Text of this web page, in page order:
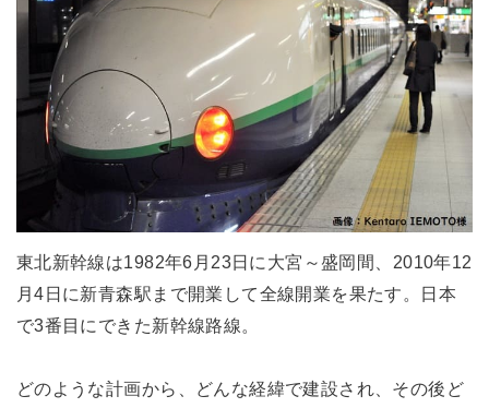
東北新幹線は1982年6月23日に大宮～盛岡間、2010年12
月4日に新青森駅まで開業して全線開業を果たす。日本
で3番目にできた新幹線路線。
どのような計画から、どんな経緯で建設され、その後ど